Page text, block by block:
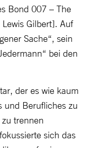
Bond 007 – The
Gilbert]. Auf
Sache“, sein
bei den
der es wie kaum
und Berufliches zu
trennen
sich das